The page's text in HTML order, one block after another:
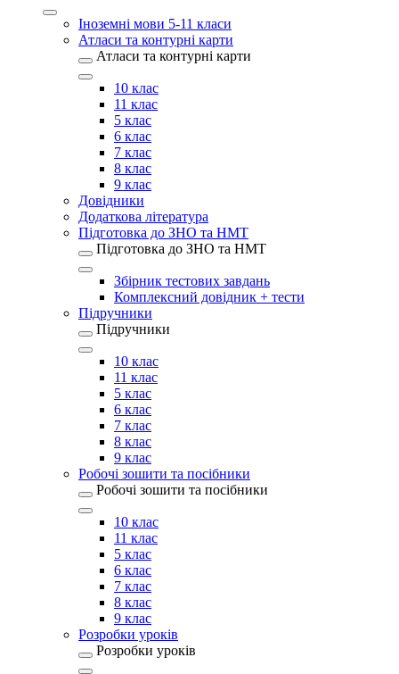
Іноземні мови 5-11 класи
Атласи та контурні карти
Атласи та контурні карти
10 клас
11 клас
5 клас
6 клас
7 клас
8 клас
9 клас
Довідники
Додаткова література
Підготовка до ЗНО та НМТ
Підготовка до ЗНО та НМТ
Збірник тестових завдань
Комплексний довідник + тести
Підручники
Підручники
10 клас
11 клас
5 клас
6 клас
7 клас
8 клас
9 клас
Робочі зошити та посібники
Робочі зошити та посібники
10 клас
11 клас
5 клас
6 клас
7 клас
8 клас
9 клас
Розробки уроків
Розробки уроків